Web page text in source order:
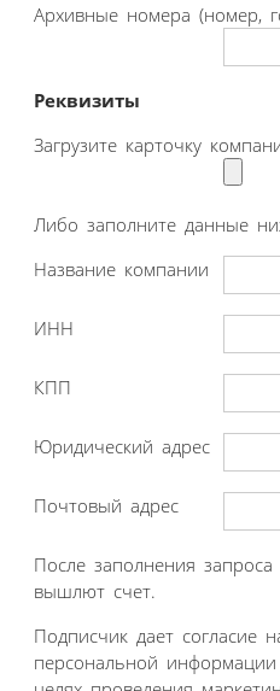
Архивные номера (номер,
Реквизиты
Загрузите карточку
Либо заполните данные
Название компании
ИНН
КПП
Юридический адрес
Почтовый адрес
После заполнения
вышлют счет.
Подписчик дает согласие
персональной